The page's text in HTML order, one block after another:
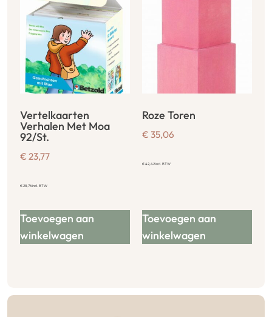
Vertelkaarten
Verhalen Met Moa
92/St.
€ 23,77
€28,76incl. BTW
Toevoegen aan
winkelwagen
Roze Toren
€ 35,06
€42,42incl. BTW
Toevoegen aan
winkelwagen